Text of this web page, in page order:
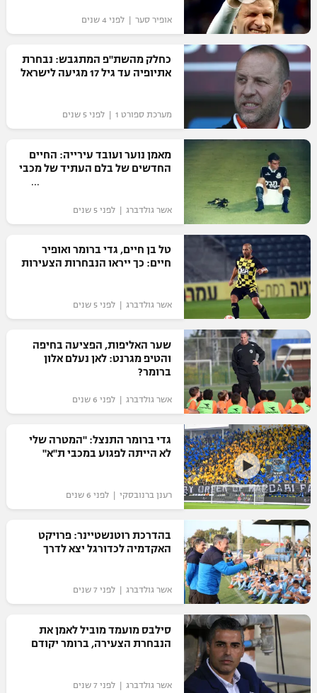
"מחצית בשכונה" – פודקאסט
משתתפים וזוכים בפרסים
תקנון משתתפים וזוכים בפרסים
תקנון עבור פעילות אלקטרה
תקנון עבור פעילות ספורט 1 – "מרלן"
טניס
גיימינג E-Sports
תנאי שימוש
מדיניות פרטיות
תקנון פעילות ספורט 1
רשיון להקרנה פומבית לבית עסק
הצטרפות לחבילת הערוצים
לוח דרושים – ג'ובנט
תגיות
המגזין
אופניים
ספורט מוטורי
כדורמים
פוטבול אמריקאי NFL
בייסבול MLB
ספורט אתגרי ואקסטרים
אומנויות לחימה
גיימינג E-Sports
אופיר סער | לפני 4 שנים
כחלק מהשת"פ המתגבש: נבחרת
אתיופיה עד גיל 17 מגיעה לישראל
מערכת ספורט 1 | לפני 5 שנים
מאמן נוער ועובד עירייה: החיים
החדשים של בלם העתיד של מכבי
אשר גולדברג | לפני 5 שנים
טל בן חיים, גדי ברומר ואופיר
חיים: כך ייראו הנבחרות הצעירות
אשר גולדברג | לפני 5 שנים
שער האליפות, הפציעה בחיפה
והטיפ מגרנט: לאן נעלם אלון
ברומר?
אשר גולדברג | לפני 6 שנים
גדי ברומר התנצל: "המטרה שלי
לא הייתה לפגוע במכבי ת"א"
רענן ברנובסקי | לפני 6 שנים
בהדרכת רוטנשטיינר: פרויקט
האקדמיה לכדורגל יצא לדרך
אשר גולדברג | לפני 7 שנים
סילבס מועמד מוביל לאמן את
הנבחרת הצעירה, ברומר יקודם
אשר גולדברג | לפני 7 שנים